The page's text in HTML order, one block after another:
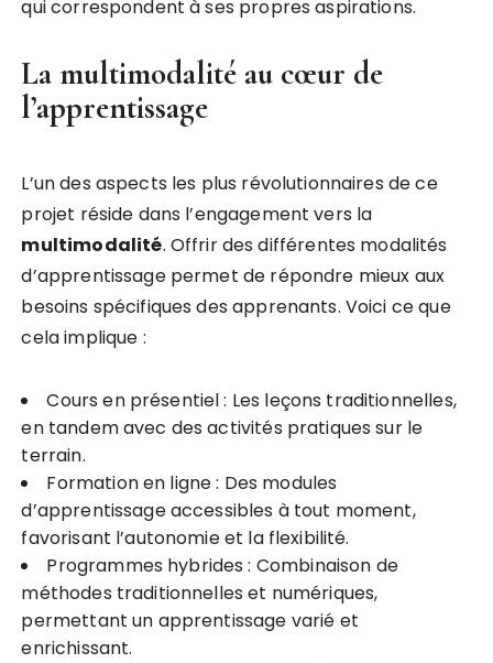
qui correspondent à ses propres aspirations.
La multimodalité au cœur de
l’apprentissage
L’un des aspects les plus révolutionnaires de ce
projet réside dans l’engagement vers la
multimodalité. Offrir des différentes modalités
d’apprentissage permet de répondre mieux aux
besoins spécifiques des apprenants. Voici ce que
cela implique :
Cours en présentiel : Les leçons traditionnelles,
en tandem avec des activités pratiques sur le
terrain.
Formation en ligne : Des modules
d’apprentissage accessibles à tout moment,
favorisant l’autonomie et la flexibilité.
Programmes hybrides : Combinaison de
méthodes traditionnelles et numériques,
permettant un apprentissage varié et
enrichissant.